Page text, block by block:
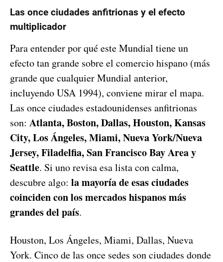
Las once ciudades anfitrionas y el efecto
multiplicador
Para entender por qué este Mundial tiene un
efecto tan grande sobre el comercio hispano (más
grande que cualquier Mundial anterior,
incluyendo USA 1994), conviene mirar el mapa.
Las once ciudades estadounidenses anfitrionas
son: Atlanta, Boston, Dallas, Houston, Kansas
City, Los Ángeles, Miami, Nueva York/Nueva
Jersey, Filadelfia, San Francisco Bay Area y
Seattle. Si uno revisa esa lista con calma,
descubre algo: la mayoría de esas ciudades
coinciden con los mercados hispanos más
grandes del país.
Houston, Los Ángeles, Miami, Dallas, Nueva
York. Cinco de las once sedes son ciudades donde